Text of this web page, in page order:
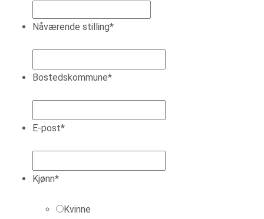
Nåværende stilling*
Bostedskommune*
E-post*
Kjønn*
Kvinne